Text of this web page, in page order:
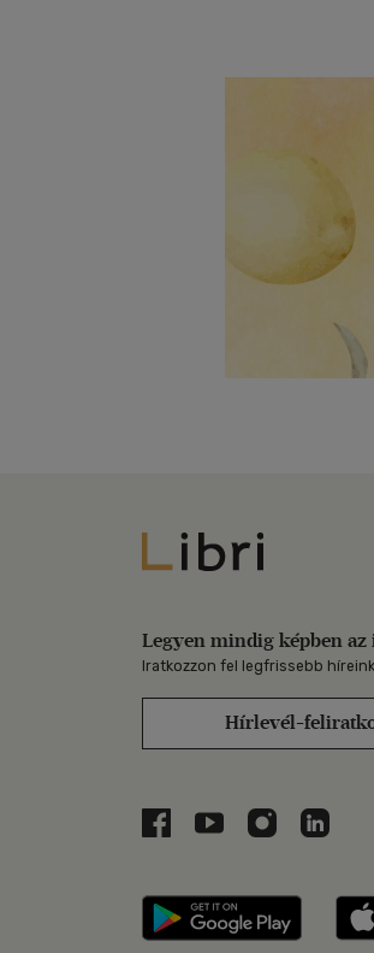
Libri
Legyen mindig képben
Iratkozzon fel legfrissebb
Hírlevél-
Libri a Facebookon
Libri a Youtube-
Libri azLibri
Libri